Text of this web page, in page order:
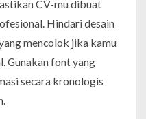
CV-mu dibuat
Hindari desain
mencolok jika kamu
Gunakan font yang
secara kronologis